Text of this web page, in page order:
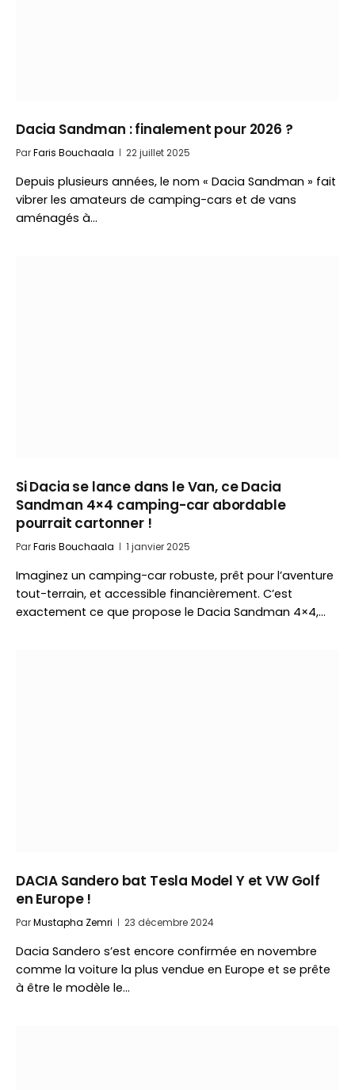
Dacia Sandman : finalement pour 2026 ?
ParFaris Bouchaala 22 juillet 2025
Depuis plusieurs années, le nom « Dacia Sandman » fait
vibrer les amateurs de camping-cars et de vans
aménagés à…
Si Dacia se lance dans le Van, ce Dacia
Sandman 4×4 camping-car abordable
pourrait cartonner !
ParFaris Bouchaala 1 janvier 2025
Imaginez un camping-car robuste, prêt pour l’aventure
tout-terrain, et accessible financièrement. C’est
exactement ce que propose le Dacia Sandman 4×4,…
DACIA Sandero bat Tesla Model Y et VW Golf
en Europe !
ParMustapha Zemri 23 décembre 2024
Dacia Sandero s’est encore confirmée en novembre
comme la voiture la plus vendue en Europe et se prête
à être le modèle le…